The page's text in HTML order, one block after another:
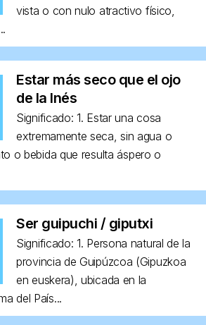
vista o con nulo atractivo físico,
Estar más seco que el ojo
de la Inés
Significado: 1. Estar una cosa
extremamente seca, sin agua o
o bebida que resulta áspero o
Ser guipuchi / giputxi
Significado: 1. Persona natural de la
provincia de Guipúzcoa (Gipuzkoa
en euskera), ubicada en la
del País...